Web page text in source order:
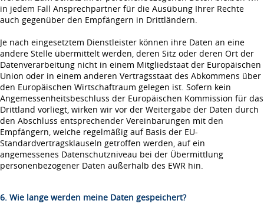
in jedem Fall Ansprechpartner für die Ausübung Ihrer Rechte
auch gegenüber den Empfängern in Drittländern.
Je nach eingesetztem Dienstleister können ihre Daten an eine
andere Stelle übermittelt werden, deren Sitz oder deren Ort der
Datenverarbeitung nicht in einem Mitgliedstaat der Europäischen
Union oder in einem anderen Vertragsstaat des Abkommens über
den Europäischen Wirtschaftraum gelegen ist. Sofern kein
Angemessenheitsbeschluss der Europäischen Kommission für das
Drittland vorliegt, wirken wir vor der Weitergabe der Daten durch
den Abschluss entsprechender Vereinbarungen mit den
Empfängern, welche regelmäßig auf Basis der EU-
Standardvertragsklauseln getroffen werden, auf ein
angemessenes Datenschutzniveau bei der Übermittlung
personenbezogener Daten außerhalb des EWR hin.
6. Wie lange werden meine Daten gespeichert?